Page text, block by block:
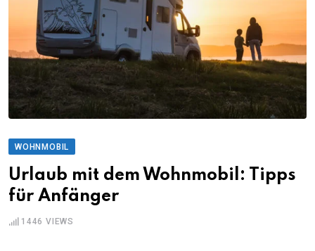
WOHNMOBIL
Urlaub mit dem Wohnmobil: Tipps
für Anfänger
1446 VIEWS